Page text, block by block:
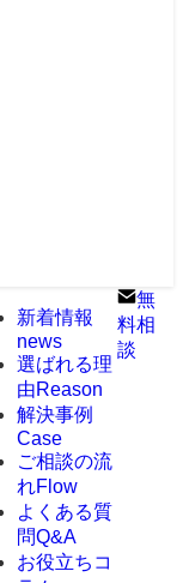
新着情報
news
選ばれる理
由Reason
解決事例
Case
ご相談の流
れFlow
よくある質
問Q&A
お役立ちコ
無
料相
談